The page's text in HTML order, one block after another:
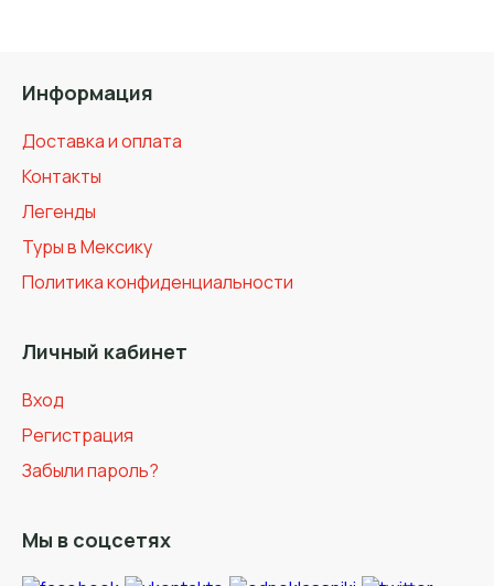
Информация
Доставка и оплата
Контакты
Легенды
Туры в Мексику
Политика конфиденциальности
Личный кабинет
Вход
Регистрация
Забыли пароль?
Мы в соцсетях